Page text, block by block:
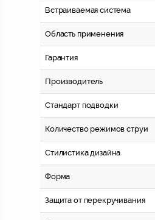
Встраиваемая система
Область применения
Гарантия
Производитель
Стандарт подводки
Количество режимов струи
Стилистика дизайна
Форма
Защита от перекручивания